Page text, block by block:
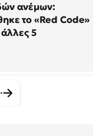
ανέμων:
το «Red Code»
άλλες 5